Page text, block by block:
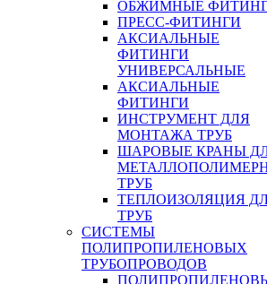
ОБЖИМНЫЕ
ПРЕСС-ФИТИНГИ
АКСИАЛЬНЫЕ
ФИТИНГИ
УНИВЕРСАЛЬНЫЕ
АКСИАЛЬНЫЕ
ФИТИНГИ
ИНСТРУМЕНТ ДЛЯ
МОНТАЖА ТРУБ
ШАРОВЫЕ КРАНЫ
ТРУБ
ТЕПЛОИЗОЛЯЦИЯ
ТРУБ
СИСТЕМЫ
ПОЛИПРОПИЛЕНОВЫХ
ТРУБОПРОВОДОВ